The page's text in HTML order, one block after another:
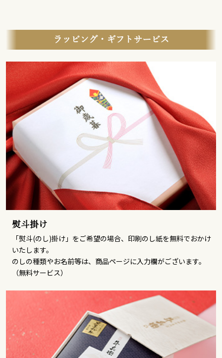
ラッピング・ギフトサービス
熨斗掛け
「熨斗(のし)掛け」をご希望の場合、印刷のし紙を無料でおかけ
いたします。
のしの種類やお名前等は、商品ページに入力欄がございます。
（無料サービス）